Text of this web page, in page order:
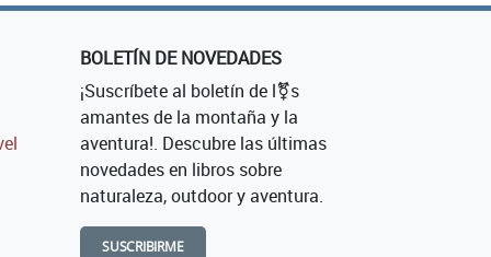
BOLETÍN DE NOVEDADES
¡Suscríbete al boletín de l⚧s
amantes de la montaña y la
aventura!. Descubre las últimas
novedades en libros sobre
naturaleza, outdoor y aventura.
SUSCRIBIRME